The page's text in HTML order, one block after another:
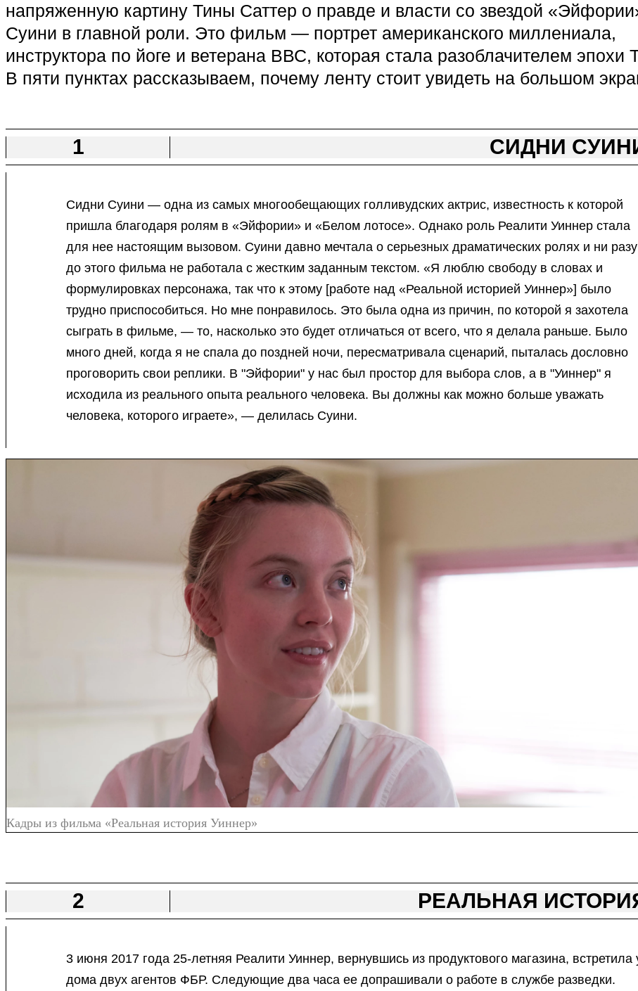
напряженную картину Тины Саттер о правде и власти со звездой
Суини в главной роли. Это фильм — портрет американского миллениала,
инструктора по йоге и ветерана ВВС, которая стала разоблачителем эпохи
В пяти пунктах рассказываем, почему ленту стоит увидеть на большом
1 СИДНИ
Сидни Суини — одна из самых многообещающих голливудских актрис, известность к которой
пришла благодаря ролям в «Эйфории» и «Белом лотосе». Однако роль Реалити Уиннер стала
для нее настоящим вызовом. Суини давно мечтала о серьезных драматических ролях и ни разу
до этого фильма не работала с жестким заданным текстом. «Я люблю свободу в словах и
формулировках персонажа, так что к этому [работе над «Реальной историей Уиннер»] было
трудно приспособиться. Но мне понравилось. Это была одна из причин, по которой я захотела
сыграть в фильме, — то, насколько это будет отличаться от всего, что я делала раньше. Было
много дней, когда я не спала до поздней ночи, пересматривала сценарий, пыталась дословно
проговорить свои реплики. В "Эйфории" у нас был простор для выбора слов, а в "Уиннер" я
исходила из реального опыта реального человека. Вы должны как можно больше уважать
человека, которого играете», — делилась Суини.
Кадры из фильма «Реальная история Уиннер»
2 РЕАЛЬНАЯ
3 июня 2017 года 25-летняя Реалити Уиннер, вернувшись из продуктового магазина, встретила
дома двух агентов ФБР. Следующие два часа ее допрашивали о работе в службе разведки.